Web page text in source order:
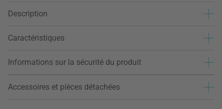
Description
Caractéristiques
Informations sur la sécurité du produit
Accessoires et pièces détachées